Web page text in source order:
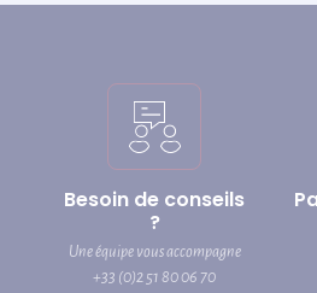
Besoin de conseils
?
Une équipe vous accompagne
+33 (0)2 51 80 06 70